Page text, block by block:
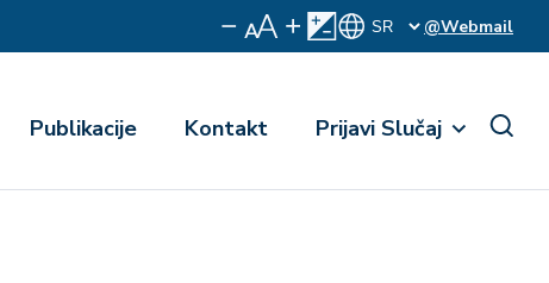
@Webmail
Publikacije Kontakt Prijavi Slučaj